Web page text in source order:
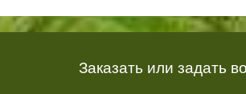
Заказать или задать